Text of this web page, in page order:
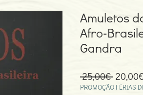
Amuletos
Afro-
Gandra
25,00€
Price
PROMOÇÃO FÉRIAS